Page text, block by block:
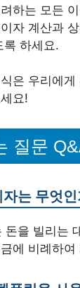
하는 모든
자 계산과
록 하세요.
은 우리에
요!
질문
는 무엇
돈을 빌리는
에 비례하여